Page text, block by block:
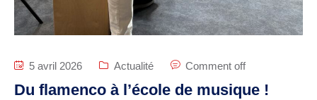
5 avril 2026 Actualité Comment off
Du flamenco à l’école de musique !